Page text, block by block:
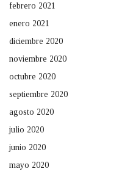
febrero 2021
enero 2021
diciembre 2020
noviembre 2020
octubre 2020
septiembre 2020
agosto 2020
julio 2020
junio 2020
mayo 2020